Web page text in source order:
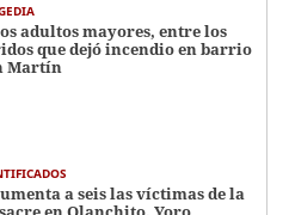
adultos mayores, entre los
que dejó incendio en barrio
Martín
a seis las víctimas de la